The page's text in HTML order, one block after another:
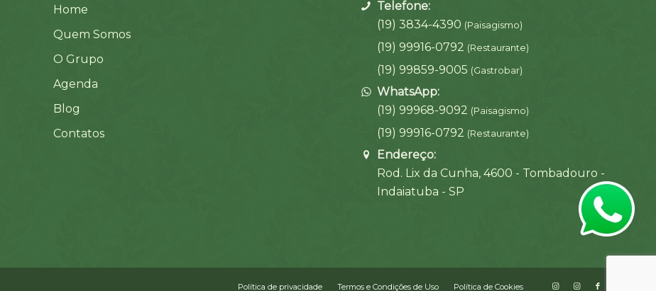
Home
Quem Somos
O Grupo
Agenda
Blog
Contatos
Telefone:
(19) 3834-4390 (Paisagismo)
(19) 99916-0792 (Restaurante)
(19) 99859-9005 (Gastrobar)
WhatsApp:
(19) 99968-9092 (Paisagismo)
(19) 99916-0792 (Restaurante)
Endereço:
Rod. Lix da Cunha, 4600 - Tombadouro -
Indaiatuba - SP
Política de privacidade Termos e Condições de Uso Política de Cookies